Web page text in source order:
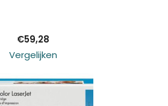
€59,28
Vergelijken